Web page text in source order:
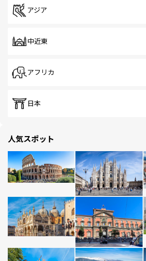
アジア
中近東
アフリカ
日本
人気スポット